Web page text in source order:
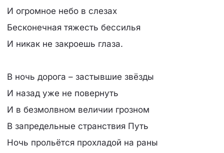
И огромное небо в слезах
Бесконечная тяжесть бессилья
И никак не закроешь глаза.
В ночь дорога – застывшие звёзды
И назад уже не повернуть
И в безмолвном величии грозном
В запредельные странствия Путь
Ночь прольётся прохладой на раны